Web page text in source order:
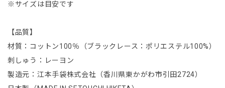
※サイズは目安です
【品質】
材質：コットン100％（ブラックレース：ポリエステル100%）
刺しゅう：レーヨン
製造元：江本手袋株式会社（香川県東かがわ市引田2724）